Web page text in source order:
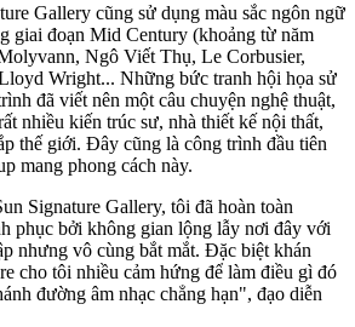
Gallery cũng sử dụng màu sắc ngôn ngữ
giai đoạn Mid Century (khoảng từ năm
Ngô Viết Thụ, Le Corbusier,
Wright... Những bức tranh hội họa sử
đã viết nên một câu chuyện nghệ thuật,
nhiều kiến trúc sư, nhà thiết kế nội thất,
thế giới. Đây cũng là công trình đầu tiên
mang phong cách này.
Signature Gallery, tôi đã hoàn toàn
phục bởi không gian lộng lẫy nơi đây với
nhưng vô cùng bắt mắt. Đặc biệt khán
cho tôi nhiều cảm hứng để làm điều gì đó
đường âm nhạc chẳng hạn", đạo diễn